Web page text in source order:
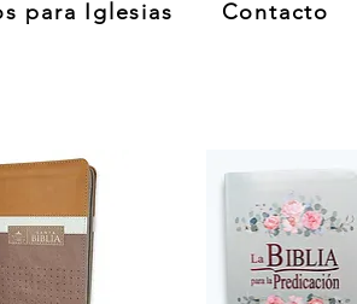
para Iglesias Contacto